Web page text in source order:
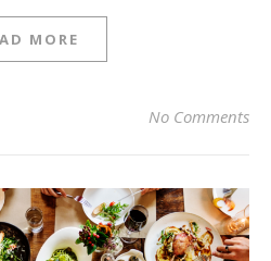
MORE
No Comments